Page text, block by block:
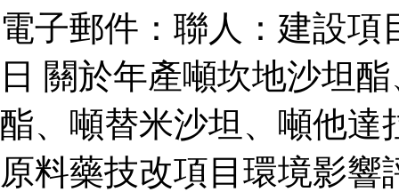
電子郵件：聯人：建設
日 關於年產噸坎地沙坦
酯、噸替米沙坦、噸他達
原料藥技改項目環境影